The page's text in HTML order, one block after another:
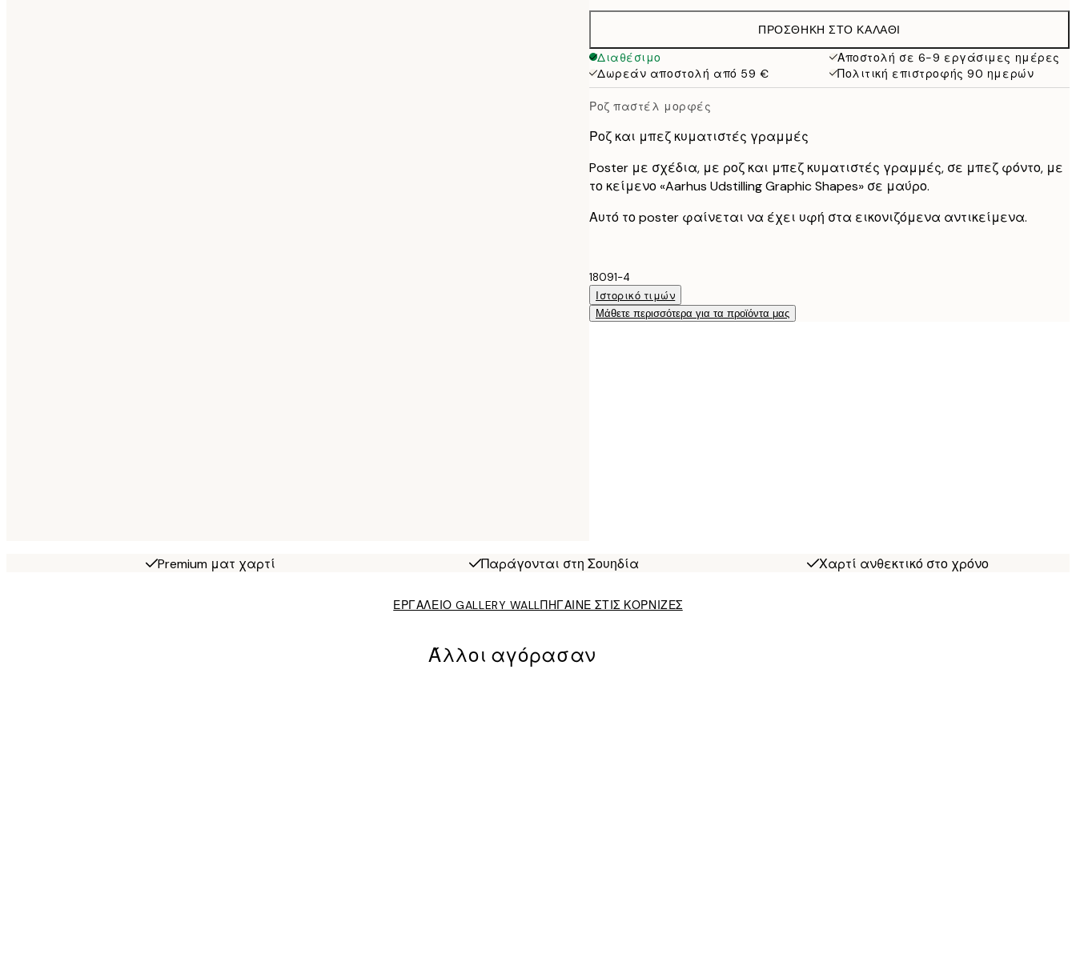
19,95 €
27,45 €
50x70 cm 16,23 €
32,45 €
70x100 cm
ΠΡΟΣΘΉΚΗ ΣΤΟ ΚΑΛΆΘΙ
Διαθέσιμο
Αποστολή σε 6-9 εργάσιμες ημέρες
Δωρεάν αποστολή από 59 €
Πολιτική επιστροφής 90 ημερών
Ροζ παστέλ μορφές
Ροζ και μπεζ κυματιστές γραμμές
Poster με σχέδια, με ροζ και μπεζ κυματιστές γραμμές, σε μπεζ φόντο, με
το κείμενο «Aarhus Udstilling Graphic Shapes» σε μαύρο.
Αυτό το poster φαίνεται να έχει υφή στα εικονιζόμενα αντικείμενα.
18091-4
Ιστορικό τιμών
Μάθετε περισσότερα για τα προϊόντα μας
Premium ματ χαρτί Παράγονται στη Σουηδία Χαρτί ανθεκτικό στο χρόνο
ΕΡΓΑΛΕΙΟ GALLERY WALLΠΗΓΑΙΝΕ ΣΤΙΣ ΚΟΡΝΙΖΕΣ
Άλλοι αγόρασαν